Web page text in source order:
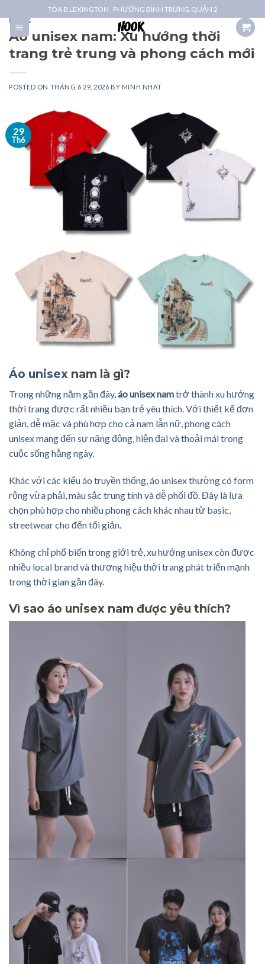
to
content
TÒA B LEXINGTON , PHƯỜNG BÌNH TRƯNG,QUẬN 2
BLOG
Áo unisex nam: Xu hướng thời
trang trẻ trung và phong cách mới
POSTED ON THÁNG 6 29, 2026 BY MINH NHAT
29
Th6
Áo unisex nam là gì?
Trong những năm gần đây,áo unisex namtrở thành xu hướng
thời trang được rất nhiều bạn trẻ yêu thích. Với thiết kế đơn
giản, dễ mặc và phù hợp cho cả nam lẫn nữ, phong cách
unisex mang đến sự năng động, hiện đại và thoải mái trong
cuộc sống hằng ngày.
Khác với các kiểu áo truyền thống, áo unisex thường có form
rộng vừa phải, màu sắc trung tính và dễ phối đồ. Đây là lựa
chọn phù hợp cho nhiều phong cách khác nhau từ basic,
streetwear cho đến tối giản.
Không chỉ phổ biến trong giới trẻ, xu hướng unisex còn được
nhiều local brand và thương hiệu thời trang phát triển mạnh
trong thời gian gần đây.
Vì sao áo unisex nam được yêu thích?